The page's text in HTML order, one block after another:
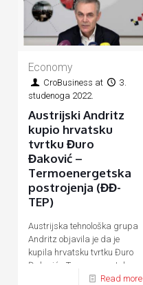
Economy
CroBusiness at
3.
studenoga 2022.
Austrijski Andritz
kupio hrvatsku
tvrtku Đuro
Đaković –
Termoenergetska
postrojenja (ĐĐ-
TEP)
Austrijska tehnološka grupa
Andritz objavila je da je
kupila hrvatsku tvrtku Đuro
Đaković - Termoenergetska
postrojenja (ĐĐ-TEP)Read more